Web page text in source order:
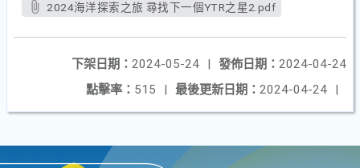
2024海洋探索之旅 尋找下一個YTR之星2.pdf
發佈日期： 2024-04-24
下架日期： 2024-05-24
|
最後更新日期： 2024-04-24 |
點擊率： 515 |